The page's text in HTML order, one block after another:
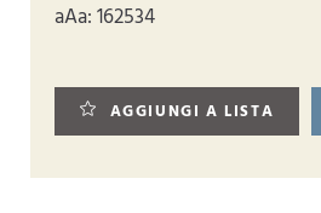
aAa: 162534
AGGIUNGI A LISTA